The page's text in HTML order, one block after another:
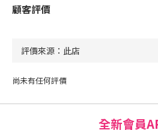
顧客評價
尚未有任何評價
全新會員